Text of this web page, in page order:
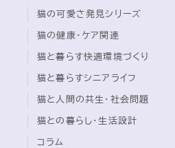
行動と心理（ねこの習性、気持
お役立ち情報（ねこに優しいイ
ブログ
猫の可愛さ発見シリーズ
猫の健康・ケア関連
猫と暮らす快適環境づくり
猫と暮らすシニアライフ
猫と人間の共生・社会問題
猫との暮らし・生活設計
コラム